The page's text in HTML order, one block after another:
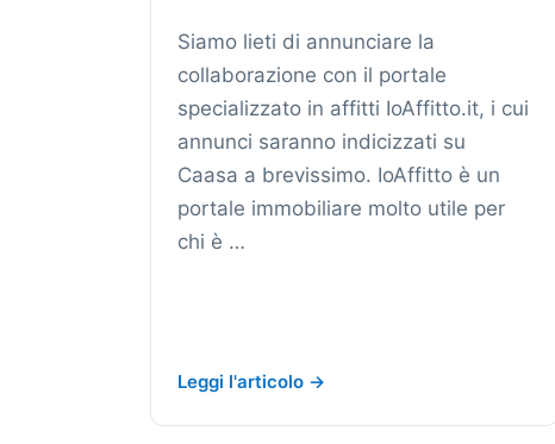
Siamo lieti di annunciare la
collaborazione con il portale
specializzato in affitti IoAffitto.it, i cui
annunci saranno indicizzati su
Caasa a brevissimo. IoAffitto è un
portale immobiliare molto utile per
chi è …
Leggi l'articolo →